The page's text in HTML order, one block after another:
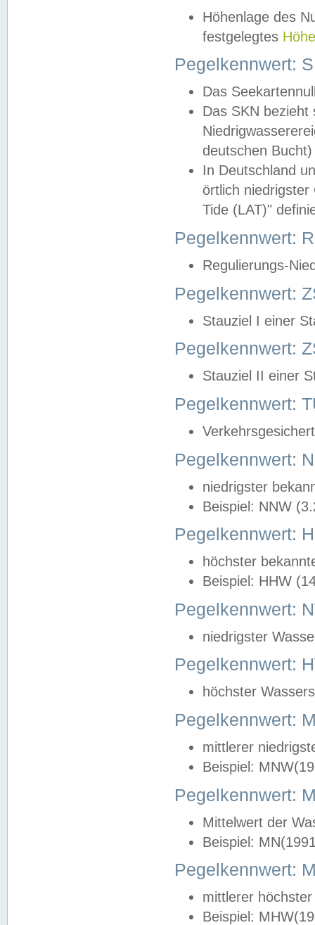
Höhenlage des
festgelegtes
Pegelkennwert:
Das
Das SKN
deutschen
In Deutschland
örtlich
Tide (LAT)"
Pegelkennwert:
Regulierungs-
Pegelkennwert:
Stauziel I einer
Pegelkennwert:
Stauziel II einer
Pegelkennwert:
Pegelkennwert:
niedrigster
Beispiel: NNW
Pegelkennwert:
höchster
Beispiel: HHW
Pegelkennwert:
niedrigster
Pegelkennwert:
höchster
Pegelkennwert:
mittlerer
Beispiel:
Pegelkennwert:
Mittelwert der
Beispiel:
Pegelkennwert:
mittlerer
Beispiel: